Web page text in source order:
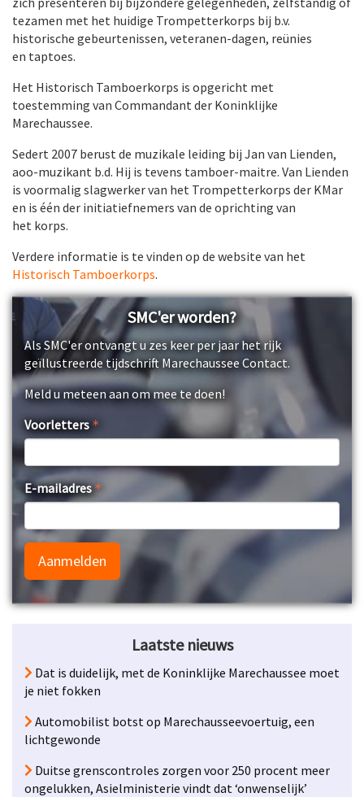
tezamen met het huidige Trompetterkorps bij b.v.
historische gebeurtenissen, veteranen-dagen, reünies
en taptoes.
Het Historisch Tamboerkorps is opgericht met
toestemming van Commandant der Koninklijke
Marechaussee.
Sedert 2007 berust de muzikale leiding bij Jan van Lienden,
aoo-muzikant b.d. Hij is tevens tamboer-maitre. Van Lienden
is voormalig slagwerker van het Trompetterkorps der KMar
en is één der initiatiefnemers van de oprichting van
het korps.
Verdere informatie is te vinden op de website van het
Historisch Tamboerkorps.
SMC'er worden?
Als SMC'er ontvangt u zes keer per jaar het rijk
geïllustreerde tijdschrift Marechaussee Contact.
Meld u meteen aan om mee te doen!
Voorletters
E-mailadres
Aanmelden
Laatste nieuws
Dat is duidelijk, met de Koninklijke Marechaussee moet
je niet fokken
Automobilist botst op Marechausseevoertuig, een
lichtgewonde
Duitse grenscontroles zorgen voor 250 procent meer
ongelukken, Asielministerie vindt dat ‘onwenselijk’